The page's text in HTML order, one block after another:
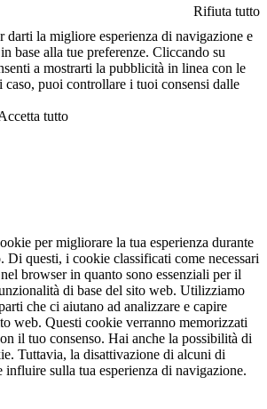
Rifiuta tutto
la migliore esperienza di navigazione e
base alla tue preferenze. Cliccando su
a mostrarti la pubblicità in linea con le
caso, puoi controllare i tuoi consensi dalle
tutto
per migliorare la tua esperienza durante
Di questi, i cookie classificati come necessari
browser in quanto sono essenziali per il
di base del sito web. Utilizziamo
che ci aiutano ad analizzare e capire
web. Questi cookie verranno memorizzati
il tuo consenso. Hai anche la possibilità di
Tuttavia, la disattivazione di alcuni di
influire sulla tua esperienza di navigazione.